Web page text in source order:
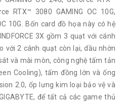
RTX™ 3080 GAMING OC 10G,
10G. Bốn card đồ họa này có hệ
3X gồm 3 quạt với cánh
với 2 cánh quạt còn lại, dầu nhờn
và mài mòn, công nghệ tấm tản
Cooling), tấm đồng lớn và ống
2.0, ốp lưng kim loại bảo vệ và
để tất cả các game thủ